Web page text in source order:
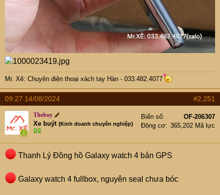
Mr. Xê: Chuyên điện thoại xách tay Hàn - 033.482.4077
09:27 14/08/2024 #2,251
Theboy
Xe buýt {Kinh doanh chuyên nghiệp}
Biển số
OF-206307
Động cơ
365,202 Mã lực
Thanh Lý Đồng hồ Galaxy watch 4 bản GPS
Galaxy watch 4 fullbox, nguyên seal chưa bóc